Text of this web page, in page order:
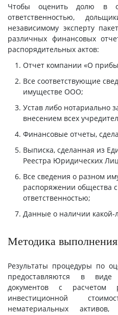
Чтобы оценить долю в
ответственностью,
независимому эксперту
различных финансовых
распорядительных актов:
Отчет компании «О
Все соответствующие
имуществе ООО;
Устав либо нотариально
внесением всех
Финансовые отчеты,
Выписка, сделанная из
Реестра Юридических
Все сведения о разном
распоряжении общества
ответственностью;
Данные о наличии какой-
Методика выполнения
Результаты процедуры по
предоставляются в
документов с расчетом
инвестиционной
нематериальных